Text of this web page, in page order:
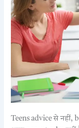
Teens advice से नहीं,